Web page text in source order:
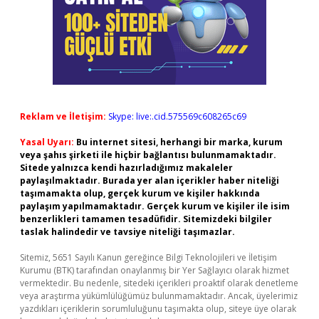
Reklam ve İletişim: Skype: live:.cid.575569c608265c69
Yasal Uyarı: Bu internet sitesi, herhangi bir marka, kurum
veya şahıs şirketi ile hiçbir bağlantısı bulunmamaktadır.
Sitede yalnızca kendi hazırladığımız makaleler
paylaşılmaktadır. Burada yer alan içerikler haber niteliği
taşımamakta olup, gerçek kurum ve kişiler hakkında
paylaşım yapılmamaktadır. Gerçek kurum ve kişiler ile isim
benzerlikleri tamamen tesadüfidir. Sitemizdeki bilgiler
taslak halindedir ve tavsiye niteliği taşımazlar.
Sitemiz, 5651 Sayılı Kanun gereğince Bilgi Teknolojileri ve İletişim
Kurumu (BTK) tarafından onaylanmış bir Yer Sağlayıcı olarak hizmet
vermektedir. Bu nedenle, sitedeki içerikleri proaktif olarak denetleme
veya araştırma yükümlülüğümüz bulunmamaktadır. Ancak, üyelerimiz
yazdıkları içeriklerin sorumluluğunu taşımakta olup, siteye üye olarak